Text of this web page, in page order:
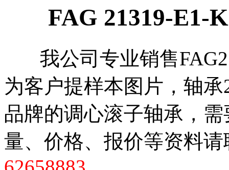
FAG 21319-E1-
我公司专业销售
为客户提样本图片，轴
品牌的调心滚子轴承，
量、价格、报价等资料